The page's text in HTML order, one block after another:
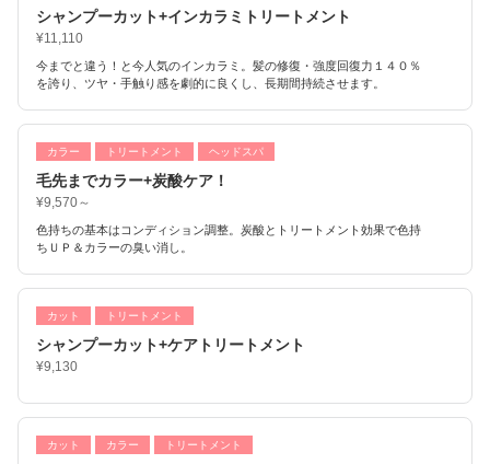
シャンプーカット+インカラミトリートメント
¥11,110
今までと違う！と今人気のインカラミ。髪の修復・強度回復力１４０％
を誇り、ツヤ・手触り感を劇的に良くし、長期間持続させます。
カラー トリートメント ヘッドスパ
毛先までカラー+炭酸ケア！
¥9,570～
色持ちの基本はコンディション調整。炭酸とトリートメント効果で色持
ちＵＰ＆カラーの臭い消し。
カット トリートメント
シャンプーカット+ケアトリートメント
¥9,130
カット カラー トリートメント